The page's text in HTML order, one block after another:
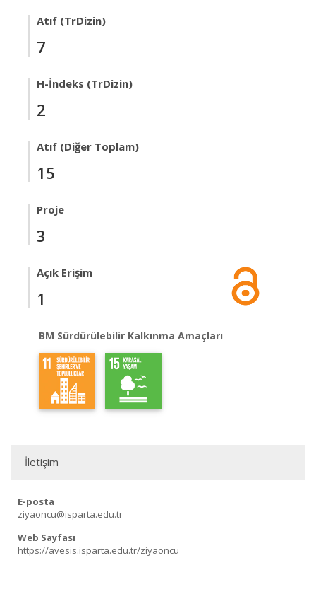
Atıf (TrDizin)
7
H-İndeks (TrDizin)
2
Atıf (Diğer Toplam)
15
Proje
3
Açık Erişim
1
BM Sürdürülebilir Kalkınma Amaçları
İletişim
E-posta
ziyaoncu@isparta.edu.tr
Web Sayfası
https://avesis.isparta.edu.tr/ziyaoncu